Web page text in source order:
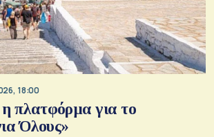
18:00
η πλατφόρμα για το
Όλους»